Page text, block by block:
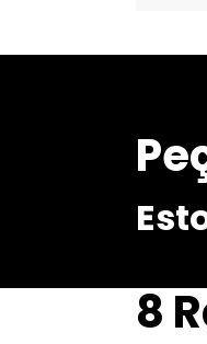
8